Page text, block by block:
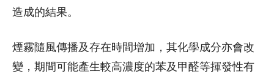
造成的結果。
煙霧隨風傳播及存在時間增加，其化學成分亦會改
變，期間可能產生較高濃度的苯及甲醛等揮發性有